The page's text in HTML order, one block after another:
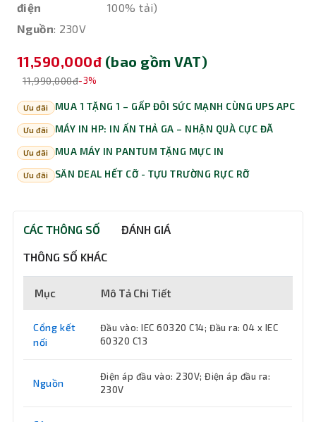
điện
100% tải)
Nguồn: 230V
11,590,000đ (bao gồm VAT)
11,990,000đ-3%
Ưu đãi MUA 1 TẶNG 1 – GẤP ĐÔI SỨC MẠNH CÙNG UPS APC
Ưu đãi MÁY IN HP: IN ẤN THẢ GA – NHẬN QUÀ CỰC ĐÃ
Ưu đãi MUA MÁY IN PANTUM TẶNG MỰC IN
Ưu đãi SĂN DEAL HẾT CỠ - TỰU TRƯỜNG RỰC RỠ
CÁC THÔNG SỐ ĐÁNH GIÁ
THÔNG SỐ KHÁC
Mục Mô Tả Chi Tiết
Cổng kết
nối
Đầu vào: IEC 60320 C14; Đầu ra: 04 x IEC
60320 C13
Nguồn
Điện áp đầu vào: 230V; Điện áp đầu ra:
230V